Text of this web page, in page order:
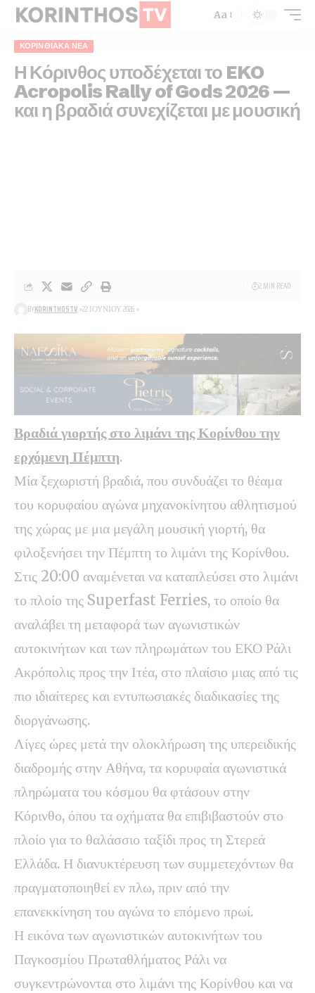
Aa
ΚΟΡΙΝΘΙΑΚΆ ΝΈΑ
Η Κόρινθος υποδέχεται το EKO
Acropolis Rally of Gods 2026 —
και η βραδιά συνεχίζεται με μουσική
BYKORINTHOSTV 22 ΙΟΥΝΊΟΥ 2026
2 MIN READ
Βραδιά γιορτής στο λιμάνι της Κορίνθου την
ερχόμενη Πέμπτη.
Μία ξεχωριστή βραδιά, που συνδυάζει το θέαμα
του κορυφαίου αγώνα μηχανοκίνητου αθλητισμού
της χώρας με μια μεγάλη μουσική γιορτή, θα
φιλοξενήσει την Πέμπτη το λιμάνι της Κορίνθου.
Στις 20:00 αναμένεται να καταπλεύσει στο λιμάνι
το πλοίο της Superfast Ferries, το οποίο θα
αναλάβει τη μεταφορά των αγωνιστικών
αυτοκινήτων και των πληρωμάτων του ΕΚΟ Ράλι
Ακρόπολις προς την Ιτέα, στο πλαίσιο μιας από τις
πιο ιδιαίτερες και εντυπωσιακές διαδικασίες της
διοργάνωσης.
Λίγες ώρες μετά την ολοκλήρωση της υπερειδικής
διαδρομής στην Αθήνα, τα κορυφαία αγωνιστικά
πληρώματα του κόσμου θα φτάσουν στην
Κόρινθο, όπου τα οχήματα θα επιβιβαστούν στο
πλοίο για το θαλάσσιο ταξίδι προς τη Στερεά
Ελλάδα. Η διανυκτέρευση των συμμετεχόντων θα
πραγματοποιηθεί εν πλω, πριν από την
επανεκκίνηση του αγώνα το επόμενο πρωί.
Η εικόνα των αγωνιστικών αυτοκινήτων του
Παγκοσμίου Πρωταθλήματος Ράλι να
συγκεντρώνονται στο λιμάνι της Κορίνθου και να